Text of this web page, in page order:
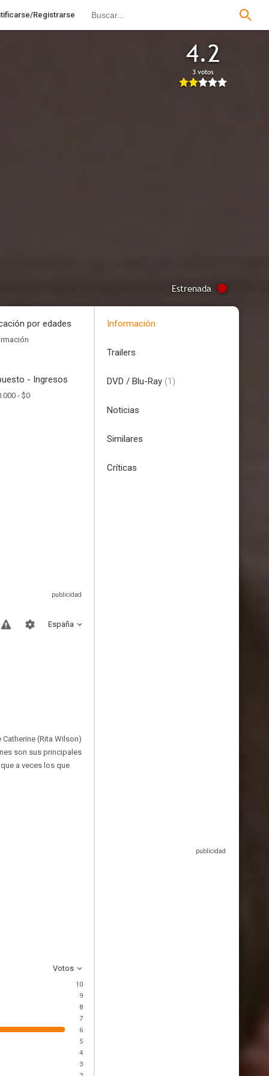
Registrarse
4.2
3 votos
Estrenada
por edades
- Ingresos
- $0
España
(Rita Wilson)
son sus principales
a veces los que
Votos
10
9
8
7
6
5
4
3
Información
Trailers
DVD / Blu-Ray (1)
Noticias
Similares
Críticas